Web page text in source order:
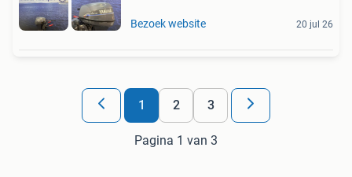
Bezoek website 20 jul 26
1 2 3
Pagina 1 van 3